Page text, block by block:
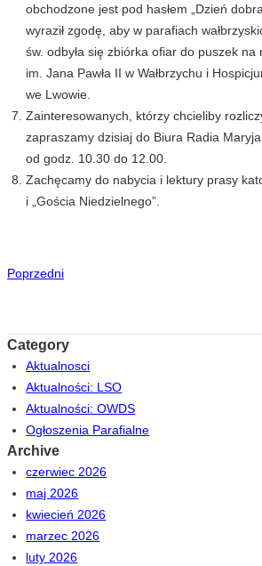
obchodzone jest pod hasłem „Dzień
wyraził zgodę, aby w parafiach
św. odbyła się zbiórka ofiar do puszek na
im. Jana Pawła II w Wałbrzychu i
we Lwowie.
Zainteresowanych, którzy chcieliby
zapraszamy dzisiaj do Biura Radia
od godz. 10.30 do 12.00.
Zachęcamy do nabycia i lektury prasy
i „Gościa Niedzielnego”.
Poprzedni
Category
Aktualnosci
Aktualności: LSO
Aktualności: OWDS
Ogłoszenia Parafialne
Archive
czerwiec 2026
maj 2026
kwiecień 2026
marzec 2026
luty 2026